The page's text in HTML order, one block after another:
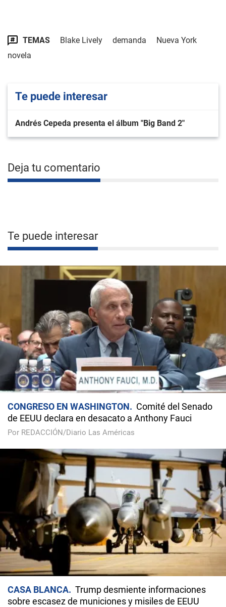
TEMAS Blake Lively demanda
Nueva York
novela
Te puede interesar
Andrés Cepeda presenta el álbum "Big Band 2"
Deja tu comentario
Te puede interesar
CONGRESO EN WASHINGTON
Comité del Senado
de EEUU declara en desacato a Anthony Fauci
Por REDACCIÓN/Diario Las Américas
CASA BLANCA
Trump desmiente informaciones
sobre escasez de municiones y misiles de EEUU